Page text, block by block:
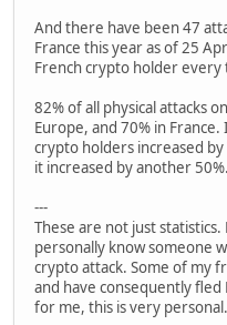
And there have been 47
France this year as of 25
French crypto holder every
82% of all physical attacks
Europe, and 70% in
crypto holders increased
it increased by another 50%.
---
These are not just
personally know someone
crypto attack. Some of my
and have consequently fled
for me, this is very personal.